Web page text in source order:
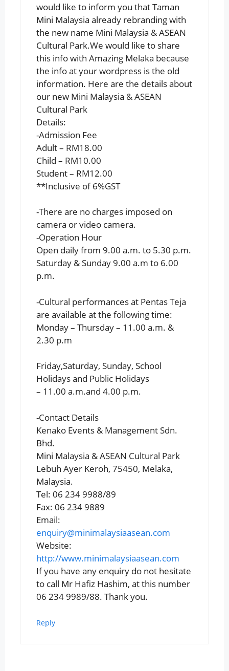
would like to inform you that Taman
Mini Malaysia already rebranding with
the new name Mini Malaysia & ASEAN
Cultural Park.We would like to share
this info with Amazing Melaka because
the info at your wordpress is the old
information. Here are the details about
our new Mini Malaysia & ASEAN
Cultural Park
Details:
-Admission Fee
Adult – RM18.00
Child – RM10.00
Student – RM12.00
**Inclusive of 6%GST
-There are no charges imposed on
camera or video camera.
-Operation Hour
Open daily from 9.00 a.m. to 5.30 p.m.
Saturday & Sunday 9.00 a.m to 6.00
p.m.
-Cultural performances at Pentas Teja
are available at the following time:
Monday – Thursday – 11.00 a.m. &
2.30 p.m
Friday,Saturday, Sunday, School
Holidays and Public Holidays
– 11.00 a.m.and 4.00 p.m.
-Contact Details
Kenako Events & Management Sdn.
Bhd.
Mini Malaysia & ASEAN Cultural Park
Lebuh Ayer Keroh, 75450, Melaka,
Malaysia.
Tel: 06 234 9988/89
Fax: 06 234 9889
Email:
enquiry@minimalaysiaasean.com
Website:
http://www.minimalaysiaasean.com
If you have any enquiry do not hesitate
to call Mr Hafiz Hashim, at this number
06 234 9989/88. Thank you.
Reply